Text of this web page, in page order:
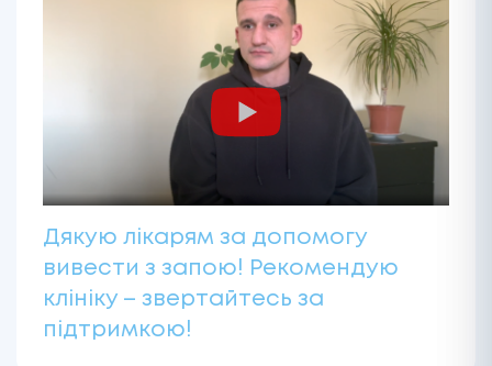
Дякую лікарям за допомогу
вивести з запою! Рекомендую
клініку – звертайтесь за
підтримкою!